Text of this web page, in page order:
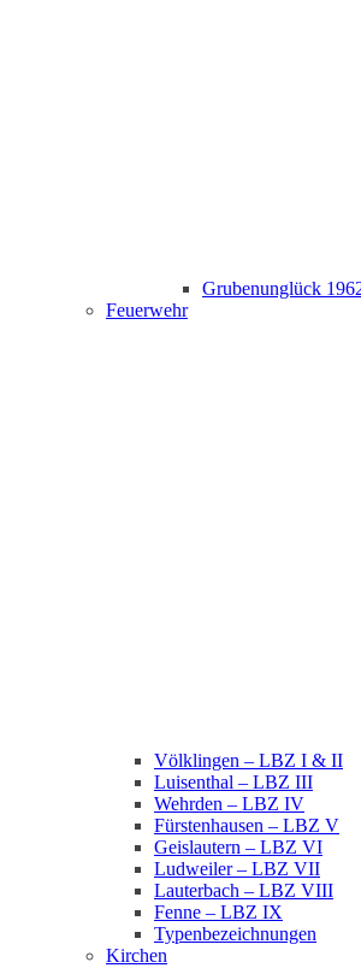
Grubenunglück
Feuerwehr
Völklingen – LBZ I & II
Luisenthal – LBZ III
Wehrden – LBZ IV
Fürstenhausen – LBZ V
Geislautern – LBZ VI
Ludweiler – LBZ VII
Lauterbach – LBZ VIII
Fenne – LBZ IX
Typenbezeichnungen
Kirchen